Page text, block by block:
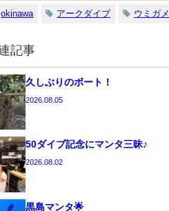
okinawa アークダイブ ウミガメ
記事
久しぶりのボート！
2026.08.05
50ダイブ記念にマンタ三昧♪
2026.08.02
黒島マンタ🌟